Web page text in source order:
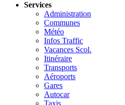
Services
Administration
Communes
Météo
Infos Traffic
Vacances Scol.
Itinéraire
Transports
Aéroports
Gares
Autocar